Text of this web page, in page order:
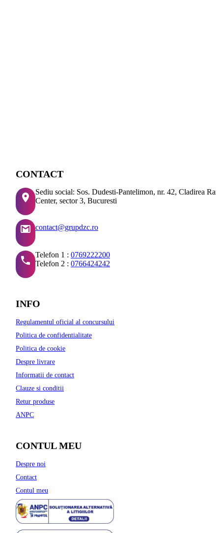
CONTACT
Sediu social: Sos. Dudesti-Pantelimon, nr. 42, Cladirea
Center, sector 3, Bucuresti
contact@grupdzc.ro
Telefon 1 : 0769222200
Telefon 2 : 0766424242
INFO
Regulamentul oficial al concursului
Politica de confidentialitate
Politica de cookie
Despre livrare
Informatii de contact
Clauze si conditii
Retur produse
ANPC
CONTUL MEU
Despre noi
Contact
Contul meu